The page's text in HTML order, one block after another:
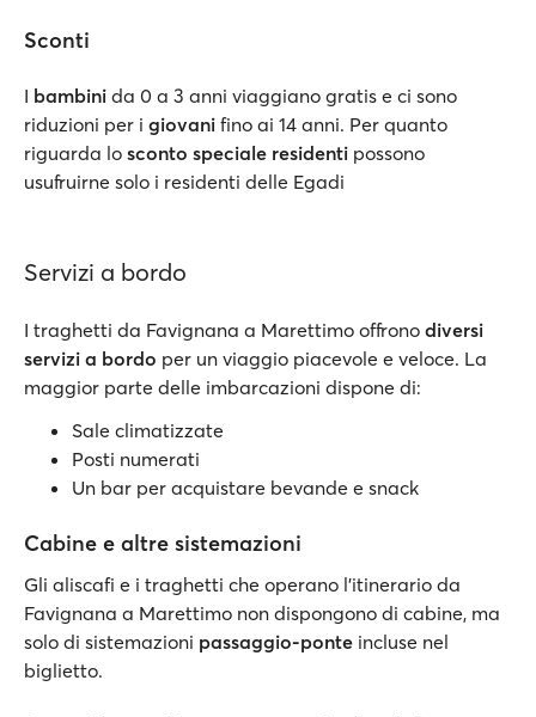
Sconti
I bambini da 0 a 3 anni viaggiano gratis e ci sono
riduzioni per i giovani fino ai 14 anni. Per quanto
riguarda lo sconto speciale residenti possono
usufruirne solo i residenti delle Egadi
Servizi a bordo
I traghetti da Favignana a Marettimo offrono diversi
servizi a bordo per un viaggio piacevole e veloce. La
maggior parte delle imbarcazioni dispone di:
Sale climatizzate
Posti numerati
Un bar per acquistare bevande e snack
Cabine e altre sistemazioni
Gli aliscafi e i traghetti che operano l’itinerario da
Favignana a Marettimo non dispongono di cabine, ma
solo di sistemazioni passaggio-ponte incluse nel
biglietto.